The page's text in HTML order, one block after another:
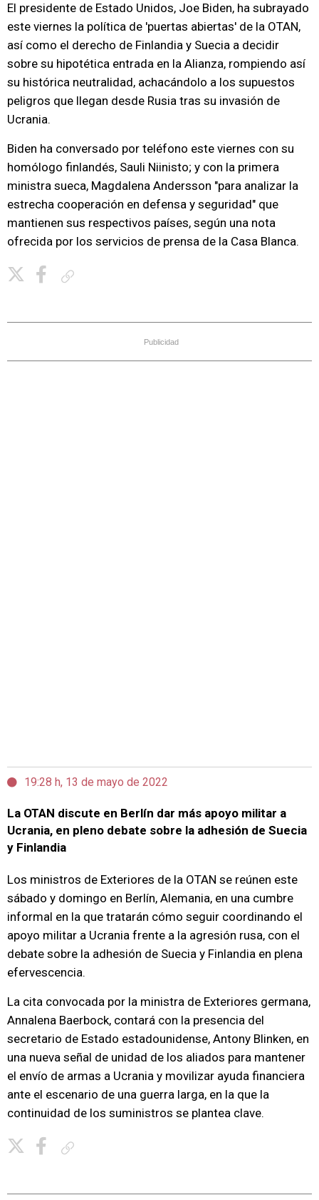
El presidente de Estado Unidos, Joe Biden, ha subrayado
este viernes la política de 'puertas abiertas' de la OTAN,
así como el derecho de Finlandia y Suecia a decidir
sobre su hipotética entrada en la Alianza, rompiendo así
su histórica neutralidad, achacándolo a los supuestos
peligros que llegan desde Rusia tras su invasión de
Ucrania.
Biden ha conversado por teléfono este viernes con su
homólogo finlandés, Sauli Niinisto; y con la primera
ministra sueca, Magdalena Andersson "para analizar la
estrecha cooperación en defensa y seguridad" que
mantienen sus respectivos países, según una nota
ofrecida por los servicios de prensa de la Casa Blanca.
Publicidad
19:28 h, 13 de mayo de 2022
La OTAN discute en Berlín dar más apoyo militar a
Ucrania, en pleno debate sobre la adhesión de Suecia
y Finlandia
Los ministros de Exteriores de la OTAN se reúnen este
sábado y domingo en Berlín, Alemania, en una cumbre
informal en la que tratarán cómo seguir coordinando el
apoyo militar a Ucrania frente a la agresión rusa, con el
debate sobre la adhesión de Suecia y Finlandia en plena
efervescencia.
La cita convocada por la ministra de Exteriores germana,
Annalena Baerbock, contará con la presencia del
secretario de Estado estadounidense, Antony Blinken, en
una nueva señal de unidad de los aliados para mantener
el envío de armas a Ucrania y movilizar ayuda financiera
ante el escenario de una guerra larga, en la que la
continuidad de los suministros se plantea clave.